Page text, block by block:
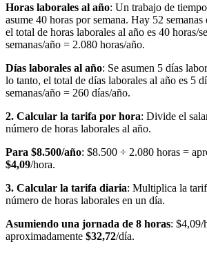
Horas laborales al año: Un trabajo de
asume 40 horas por semana. Hay 52
el total de horas laborales al año es 40 horas/
semanas/año = 2.080 horas/año.
Días laborales al año: Se asumen 5 días
lo tanto, el total de días laborales al año es 5
semanas/año = 260 días/año.
2. Calcular la tarifa por hora: Divide el
número de horas laborales al año.
Para $8.500/año: $8.500 ÷ 2.080 horas =
$4,09/hora.
3. Calcular la tarifa diaria: Multiplica la
número de horas laborales en un día.
Asumiendo una jornada de 8 horas: $4,09/
aproximadamente $32,72/día.